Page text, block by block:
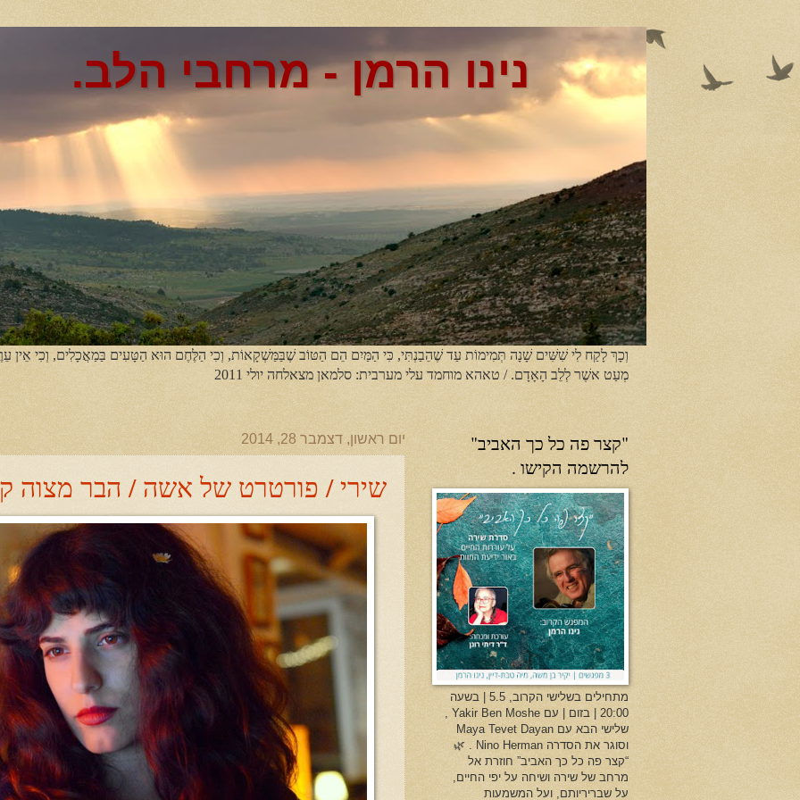
נינו הרמן - מרחבי הלב.
וְכָךְ לָקַח לִי שִׁשִּׁים שָׁנָה תְּמִימוֹת עַד שֶׁהֵבַנְתִּי, כִּי הַמַּיִם הֵם הַטּוֹב שֶׁבַּמַּשְׁקָאוֹת, וְכִי הַלֶּחֶם הוּא הַטָּעִים בַּמַאֲכָלִים, וְכִי אֵין
מְעַט אשֶׁר לְלֵב הָאָדָם. / טאהא מוחמד עלי מערבית: סלמאן מצאלחה יולי 2011
יום ראשון, דצמבר 28, 2014
שירי / פורטרט של אשה / הבר מצוה
"קצר פה כל כך האביב"
להרשמה הקישו .
מתחילים בשלישי הקרוב, 5.5 | בשעה
20:00 | בזום | עם Yakir Ben Moshe ,
שלישי הבא עם Maya Tevet Dayan
וסוגר את הסדרה Nino Herman . 🌿
“קצר פה כל כך האביב” חוזרת אל
מרחב של שירה ושיחה על יפי החיים,
על שבריריותם, ועל המשמעות